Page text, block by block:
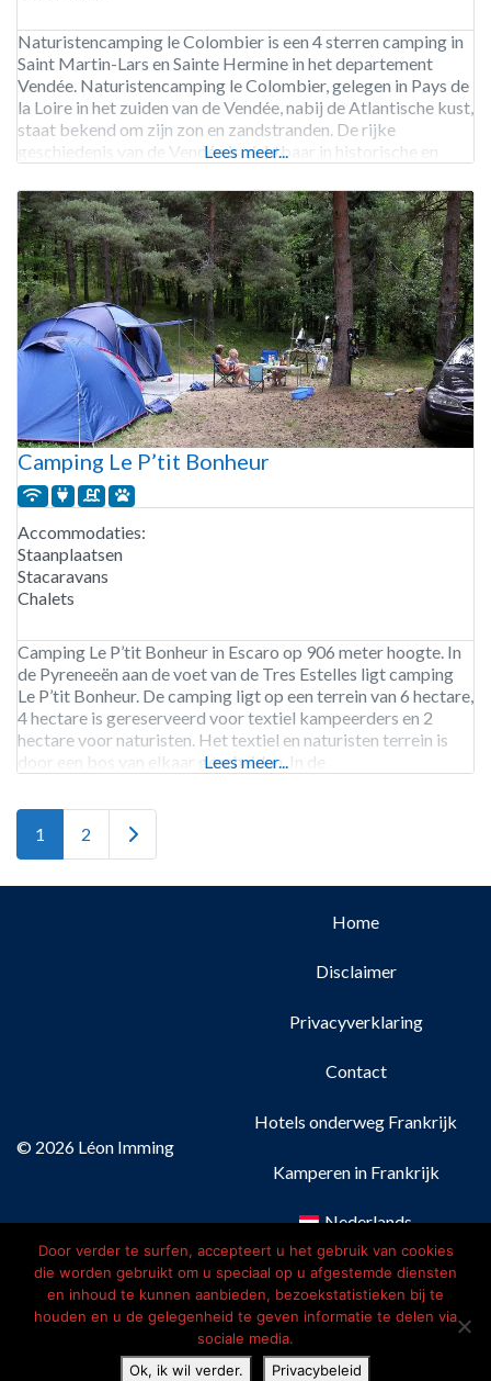
Naturistencamping le Colombier is een 4 sterren camping in
Saint Martin-Lars en Sainte Hermine in het departement
Vendée. Naturistencamping le Colombier, gelegen in Pays de
la Loire in het zuiden van de Vendée, nabij de Atlantische kust,
staat bekend om zijn zon en zandstranden. De rijke
geschiedenis van de Vendée is zichtbaar in historische en
Lees meer...
Camping Le P’tit Bonheur
Accommodaties:
Staanplaatsen
Stacaravans
Chalets
Camping Le P’tit Bonheur in Escaro op 906 meter hoogte. In
de Pyreneeën aan de voet van de Tres Estelles ligt camping
Le P’tit Bonheur. De camping ligt op een terrein van 6 hectare,
4 hectare is gereserveerd voor textiel kampeerders en 2
hectare voor naturisten. Het textiel en naturisten terrein is
door een bos van elkaar gescheiden. In de
Lees meer...
1 2 Older posts
© 2026 Léon Imming
Home
Disclaimer
Privacyverklaring
Contact
Hotels onderweg Frankrijk
Kamperen in Frankrijk
Nederlands
Français(Frans)
Deutsch (Duits)
English
Door verder te surfen, accepteert u het gebruik van cookies
die worden gebruikt om u speciaal op u afgestemde diensten
en inhoud te kunnen aanbieden, bezoekstatistieken bij te
houden en u de gelegenheid te geven informatie te delen via
sociale media.
Ok, ik wil verder.
Privacybeleid